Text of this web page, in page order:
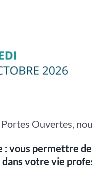
Ouvertes,
: vous permettre
votre vie